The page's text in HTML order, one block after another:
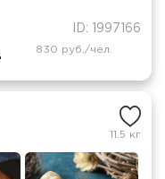
ID: 1997166
830 руб./чел.
11.5 кг